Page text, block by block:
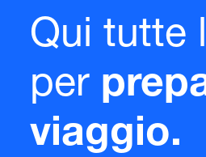
Qui tutte
per
viaggio.